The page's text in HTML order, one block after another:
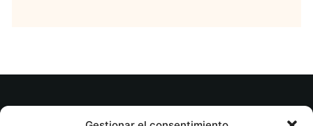
© tuslibrosvip.com · Todos los derechos